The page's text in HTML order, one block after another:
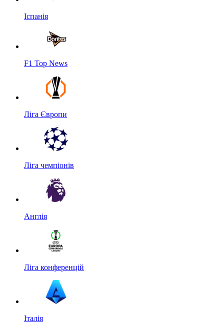
Іспанія
F1 Top News
Ліга Європи
Ліга чемпіонів
Англія
Ліга конференцій
Італія